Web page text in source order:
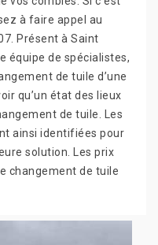
à faire appel au
Présent à Saint
équipe de spécialistes,
de tuile d’une
qu’un état des lieux
de tuile. Les
ainsi identifiées pour
solution. Les prix
changement de tuile